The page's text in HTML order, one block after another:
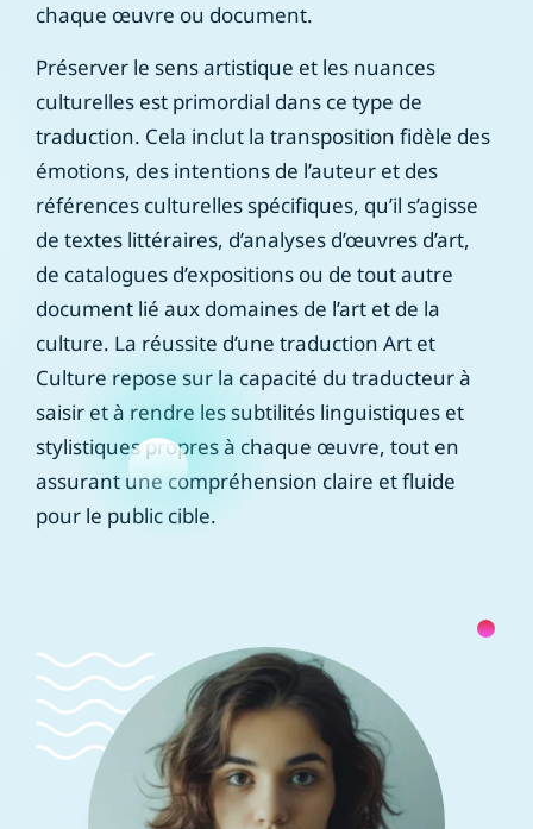
chaque œuvre ou document.
Préserver le sens artistique et les nuances
culturelles est primordial dans ce type de
traduction. Cela inclut la transposition fidèle des
émotions, des intentions de l’auteur et des
références culturelles spécifiques, qu’il s’agisse
de textes littéraires, d’analyses d’œuvres d’art,
de catalogues d’expositions ou de tout autre
document lié aux domaines de l’art et de la
culture. La réussite d’une traduction Art et
Culture repose sur la capacité du traducteur à
saisir et à rendre les subtilités linguistiques et
stylistiques propres à chaque œuvre, tout en
assurant une compréhension claire et fluide
pour le public cible.